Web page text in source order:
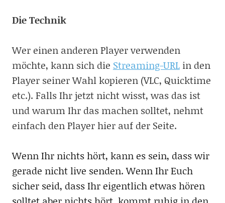
Die Technik
Wer einen anderen Player verwenden
möchte, kann sich die Streaming-URLin den
Player seiner Wahl kopieren (VLC, Quicktime
etc.). Falls Ihr jetzt nicht wisst, was das ist
und warum Ihr das machen solltet, nehmt
einfach den Player hier auf der Seite.
Wenn Ihr nichts hört, kann es sein, dass wir
gerade nicht live senden. Wenn Ihr Euch
sicher seid, dass Ihr eigentlich etwas hören